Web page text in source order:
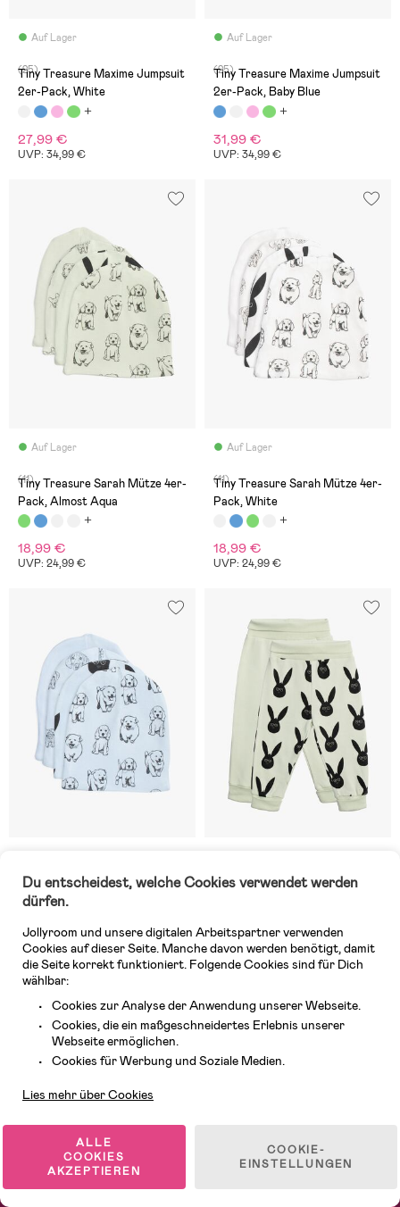
Auf Lager
(25)
Tiny Treasure Maxime Jumpsuit
2er-Pack, White
27,99 €
UVP: 34,99 €
Auf Lager
(25)
Tiny Treasure Maxime Jumpsuit
2er-Pack, Baby Blue
31,99 €
UVP: 34,99 €
Auf Lager
(11)
Tiny Treasure Sarah Mütze 4er-
Pack, Almost Aqua
18,99 €
UVP: 24,99 €
Auf Lager
(11)
Tiny Treasure Sarah Mütze 4er-
Pack, White
18,99 €
UVP: 24,99 €
(11)
Tiny Treasure Sarah Mütze 4er-
Pack, Baby Blue
18,99 €
UVP: 24,99 €
(18)
Tiny Treasure Willow Hose 2er-
22,99 €
UVP: 29,99 €
1 / 2
Du entscheidest, welche Cookies verwendet werden
dürfen.
Jollyroom und unsere digitalen Arbeitspartner verwenden
Cookies auf dieser Seite. Manche davon werden benötigt, damit
die Seite korrekt funktioniert. Folgende Cookies sind für Dich
wählbar:
Cookies zur Analyse der Anwendung unserer Webseite.
Cookies, die ein maßgeschneidertes Erlebnis unserer
Webseite ermöglichen.
Cookies für Werbung und Soziale Medien.
Lies mehr über Cookies
ALLE
COOKIES
AKZEPTIEREN
COOKIE-
EINSTELLUNGEN